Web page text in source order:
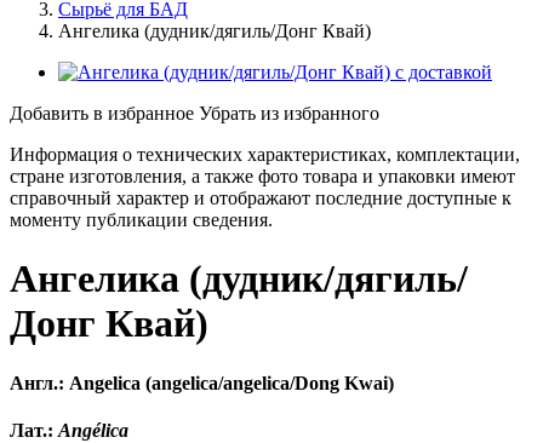
Сырьё для БАД
Ангелика (дудник/дягиль/Донг Квай)
Добавить в избранное Убрать из избранного
Информация о технических характеристиках, комплектации,
стране изготовления, а также фото товара и упаковки имеют
справочный характер и отображают последние доступные к
моменту публикации сведения.
Ангелика (дудник/дягиль/
Донг Квай)
Англ.: Angelica (angelica/angelica/Dong Kwai)
Лат.: Angélica